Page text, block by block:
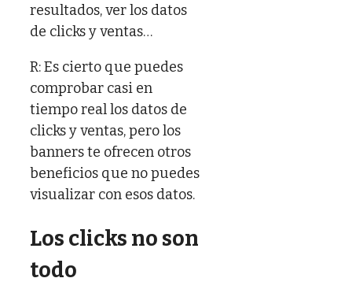
resultados, ver los datos
de clicks y ventas…
R: Es cierto que puedes
comprobar casi en
tiempo real los datos de
clicks y ventas, pero los
banners te ofrecen otros
beneficios que no puedes
visualizar con esos datos.
Los clicks no son
todo